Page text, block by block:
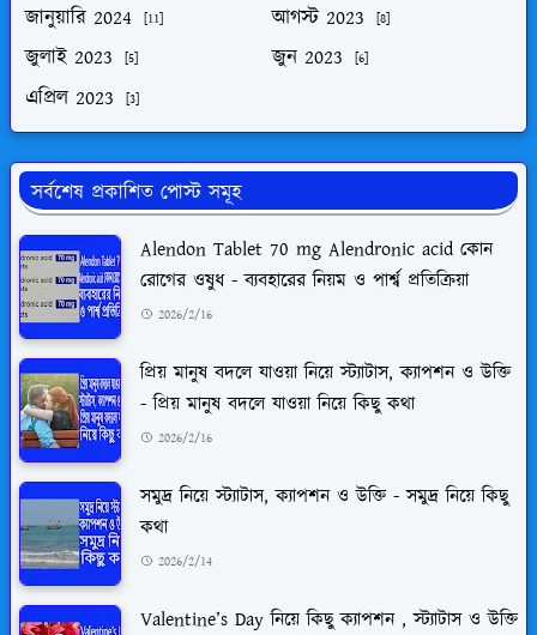
জানুয়ারি 2024 [11] আগস্ট 2023 [8]
জুলাই 2023 [5] জুন 2023 [6]
এপ্রিল 2023 [3]
সর্বশেষ প্রকাশিত পোস্ট সমূহ
Alendon Tablet 70 mg Alendronic acid কোন
রোগের ওষুধ - ব্যবহারের নিয়ম ও পার্শ্ব প্রতিক্রিয়া
2026/2/16
প্রিয় মানুষ বদলে যাওয়া নিয়ে স্ট্যাটাস, ক্যাপশন ও উক্তি
- প্রিয় মানুষ বদলে যাওয়া নিয়ে কিছু কথা
2026/2/16
সমুদ্র নিয়ে স্ট্যাটাস, ক্যাপশন ও উক্তি - সমুদ্র নিয়ে কিছু
কথা
2026/2/14
Valentine’s Day নিয়ে কিছু ক্যাপশন , স্ট্যাটাস ও উক্তি